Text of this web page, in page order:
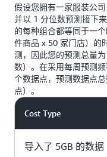
假设您拥有一家服装公
并以 1 分位数预测接下
的每种组合都等同于一
件商品 x 50 家门店）的
测，因此您的预测总量
数）。在采用每周预测
个数据点，预测数据点
点）。
Cost Type
导入了 5GB 的数据